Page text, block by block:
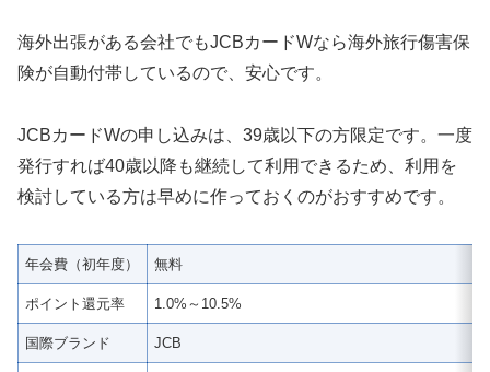
海外出張がある会社でもJCBカードWなら海外旅行傷害保
険が自動付帯しているので、安心です。
JCBカードWの申し込みは、39歳以下の方限定です。一度
発行すれば40歳以降も継続して利用できるため、利用を
検討している方は早めに作っておくのがおすすめです。
年会費（初年度） 無料
ポイント還元率 1.0%～10.5%
国際ブランド JCB